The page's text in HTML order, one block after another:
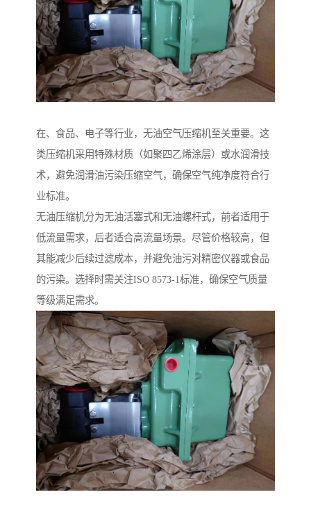
在、食品、电子等行业，无油空气压缩机至关重要。这
类压缩机采用特殊材质（如聚四乙烯涂层）或水润滑技
术，避免润滑油污染压缩空气，确保空气纯净度符合行
业标准。
无油压缩机分为无油活塞式和无油螺杆式，前者适用于
低流量需求，后者适合高流量场景。尽管价格较高，但
其能减少后续过滤成本，并避免油污对精密仪器或食品
的污染。选择时需关注ISO 8573-1标准，确保空气质量
等级满足需求。